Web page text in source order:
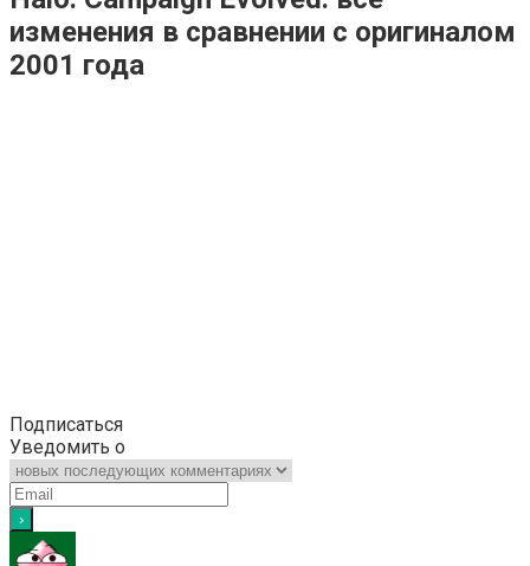
изменения в сравнении с оригиналом
2001 года
Подписаться
Уведомить о